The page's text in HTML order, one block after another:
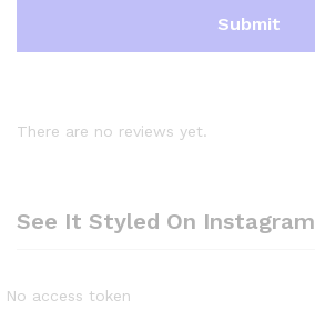
There are no reviews yet.
See It Styled On Instagram
No access token